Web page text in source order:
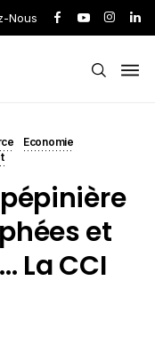
Nous
Economie
et
La CCI